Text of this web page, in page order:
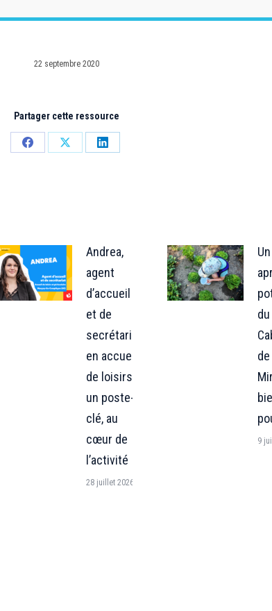
22 septembre 2020
Partager cette ressource
PartagerPartagerPartager
Andrea,
agent
d’accueil
et de
secrétariat
en accueil
de loisirs :
un poste-
clé, au
cœur de
l’activité
28 juillet 2026
du
de
9